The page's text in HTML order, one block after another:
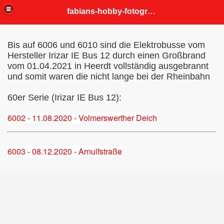
fabians-hobby-fotografien
Bis auf 6006 und 6010 sind die Elektrobusse vom
Hersteller Irizar IE Bus 12 durch einen Großbrand
vom 01.04.2021 in Heerdt vollständig ausgebrannt
und somit waren die nicht lange bei der Rheinbahn
60er Serie (Irizar IE Bus 12):
6002 - 11.08.2020 - Volmerswerther Deich
6003 - 08.12.2020 - Arnulfstraße